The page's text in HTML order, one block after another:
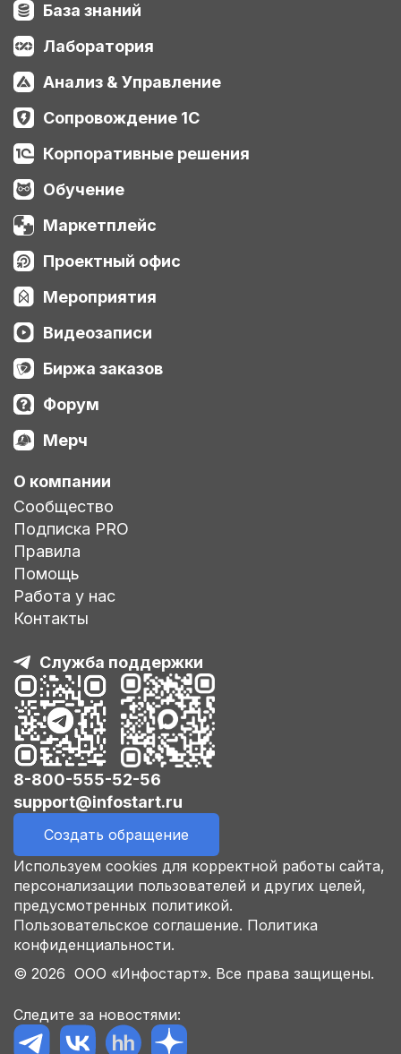
База знаний
Лаборатория
Анализ & Управление
Сопровождение 1С
Корпоративные решения
Обучение
Маркетплейс
Проектный офис
Мероприятия
Видеозаписи
Биржа заказов
Форум
Мерч
О компании
Сообщество
Подписка PRO
Правила
Помощь
Работа у нас
Контакты
Служба поддержки
8-800-555-52-56
support@infostart.ru
Создать обращение
Используем cookies для корректной работы сайта,
персонализации пользователей и других целей,
предусмотренных политикой.
Пользовательское соглашение. Политика
конфиденциальности.
© 2026 ООО «Инфостарт». Все права защищены.
Следите за новостями: